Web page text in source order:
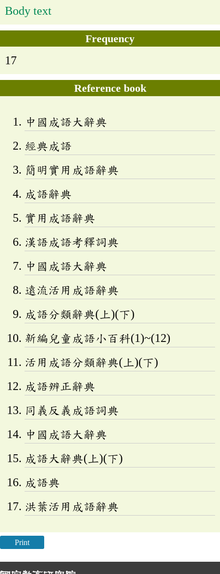
Body text
Frequency
17
Reference book
中國成語大辭典
經典成語
簡明實用成語辭典
成語辭典
實用成語辭典
漢語成語考釋詞典
中國成語大辭典
遠流活用成語辭典
成語分類辭典(上)(下)
新編兒童成語小百科(1)~(12)
活用成語分類辭典(上)(下)
成語辨正辭典
同義反義成語詞典
中國成語大辭典
成語大辭典(上)(下)
成語典
洪葉活用成語辭典
Print